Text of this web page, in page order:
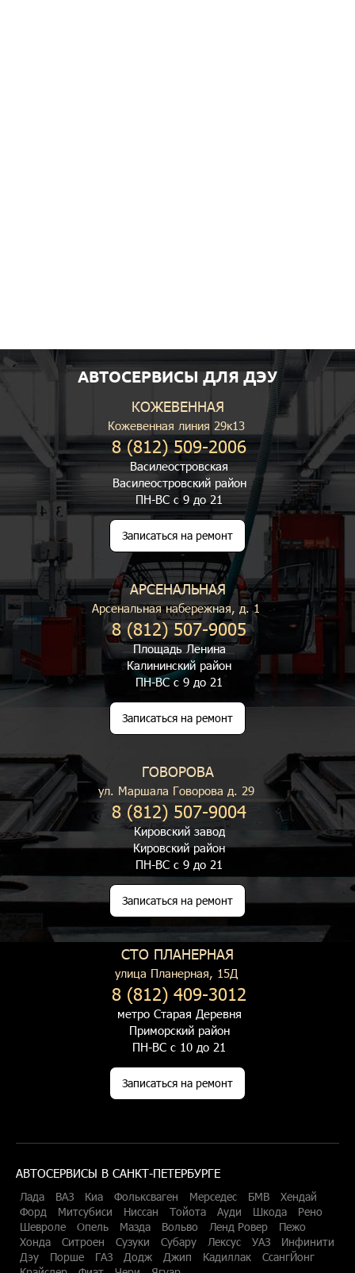
АВТОСЕРВИСЫ ДЛЯ ДЭУ
КОЖЕВЕННАЯ
Кожевенная линия 29к13
8 (812) 509-2006
Василеостровская
Василеостровский район
ПН-ВС с 9 до 21
Записаться на ремонт
АРСЕНАЛЬНАЯ
Арсенальная набережная, д. 1
8 (812) 507-9005
Площадь Ленина
Калининский район
ПН-ВС с 9 до 21
Записаться на ремонт
ГОВОРОВА
ул. Маршала Говорова д. 29
8 (812) 507-9004
Кировский завод
Кировский район
ПН-ВС с 9 до 21
Записаться на ремонт
СТО ПЛАНЕРНАЯ
улица Планерная, 15Д
8 (812) 409-3012
метро Старая Деревня
Приморский район
ПН-ВС с 10 до 21
Записаться на ремонт
АВТОСЕРВИСЫ В САНКТ-ПЕТЕРБУРГЕ
Лада ВАЗ Киа Фольксваген Мерседес БМВ
Хендай
Форд
Митсубиси Ниссан Тойота Ауди Шкода
Рено
Шевроле
Опель Мазда Вольво Ленд Ровер
Пежо
Хонда
Ситроен Сузуки Субару Лексус УАЗ
Инфинити
Дэу
Порше ГАЗ Додж Джип Кадиллак
СсангЙонг